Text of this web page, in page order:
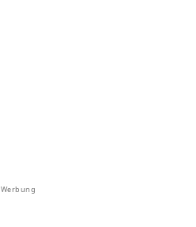
Werbung